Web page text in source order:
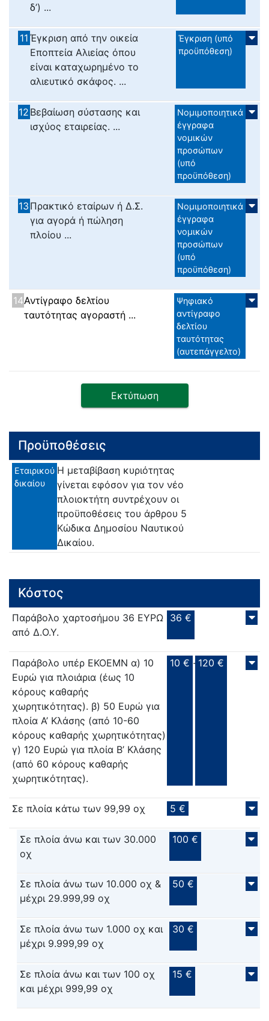
δ’) ...
11 Έγκριση από την οικεία
Εποπτεία Αλιείας όπου
είναι καταχωρημένο το
αλιευτικό σκάφος. ...
Έγκριση (υπό
προϋπόθεση)
12 Βεβαίωση σύστασης και
ισχύος εταιρείας. ...
Νομιμοποιητικά
έγγραφα
νομικών
προσώπων
(υπό
προϋπόθεση)
13 Πρακτικό εταίρων ή Δ.Σ.
για αγορά ή πώληση
πλοίου ...
Νομιμοποιητικά
έγγραφα
νομικών
προσώπων
(υπό
προϋπόθεση)
14Αντίγραφο δελτίου
ταυτότητας αγοραστή ...
Ψηφιακό
αντίγραφο
δελτίου
ταυτότητας
(αυτεπάγγελτο)
Εκτύπωση
Προϋποθέσεις
Εταιρικού
δικαίου
Η μεταβίβαση κυριότητας
γίνεται εφόσον για τον νέο
πλοιοκτήτη συντρέχουν οι
προϋποθέσεις του άρθρου 5
Κώδικα Δημοσίου Ναυτικού
Δικαίου.
Κόστος
Παράβολο χαρτοσήμου 36 ΕΥΡΩ
από Δ.Ο.Υ.
36 €
Παράβολο υπέρ ΕΚΟΕΜΝ α) 10
Ευρώ για πλοιάρια (έως 10
κόρους καθαρής
χωρητικότητας). β) 50 Ευρώ για
πλοία Α’ Κλάσης (από 10-60
κόρους καθαρής χωρητικότητας)
γ) 120 Ευρώ για πλοία Β’ Κλάσης
(από 60 κόρους καθαρής
χωρητικότητας).
10 € - 120 €
Σε πλοία κάτω των 99,99 οχ 5 €
Σε πλοία άνω και των 30.000
οχ
100 €
Σε πλοία άνω των 10.000 οχ &
μέχρι 29.999,99 οχ
50 €
Σε πλοία άνω των 1.000 οχ και
μέχρι 9.999,99 οχ
30 €
Σε πλοία άνω και των 100 οχ
και μέχρι 999,99 οχ
15 €